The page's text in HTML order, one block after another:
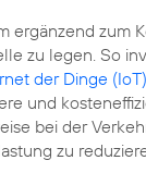
ergänzend zum
zu legen. So
der Dinge (IoT)
und
bei der
zu